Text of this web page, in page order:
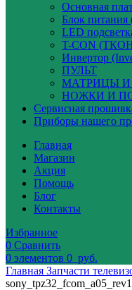
Основная
Блок питания
LED
T-CON
Инвертор
ПУЛЬТ
МАТРИЦЫ И
НОЖКИ И
Сервисная
Приборы нашего
Главная
Магазин
Акция
Помощь
Блог
Контакты
Избранное
0 Сравнить
0 элементов 0 руб.
Главная Запчасти